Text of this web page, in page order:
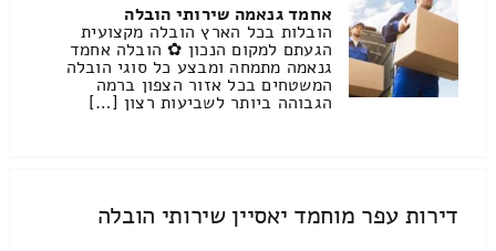
אחמד גנאמה שירותי הובלה
הובלות בכל הארץ הובלה מקצועית
הגעתם למקום הנכון ✿ הובלה אחמד
גנאמה מתמחה ומבצע כל סוגי הובלה
המשטחים בכל אזור הצפון ברמה
הגבוהה ביותר לשביעות רצון […]
דירות עפר מוחמד יאסיין שירותי הובלה